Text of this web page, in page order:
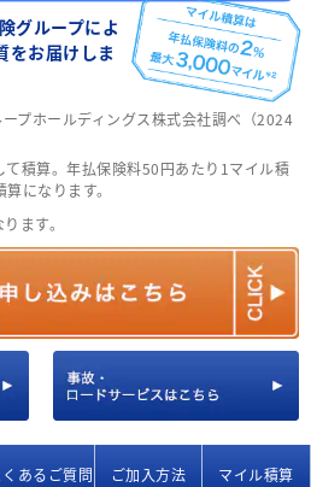
グループによ
をお届けしま
プホールディングス株式会社調べ（2024
積算。年払保険料50円あたり1マイル積
になります。
ます。
くあるご質問 ご加入方法 マイル積算